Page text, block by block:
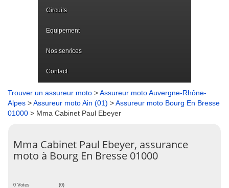
Circuits
Equipement
Nos services
Contact
Trouver un assureur moto >Assureur moto Auvergne-Rhône-
Alpes >Assureur moto Ain (01) >Assureur moto Bourg En Bresse
01000 > Mma Cabinet Paul Ebeyer
Mma Cabinet Paul Ebeyer, assurance
moto à Bourg En Bresse 01000
0 Votes (0)